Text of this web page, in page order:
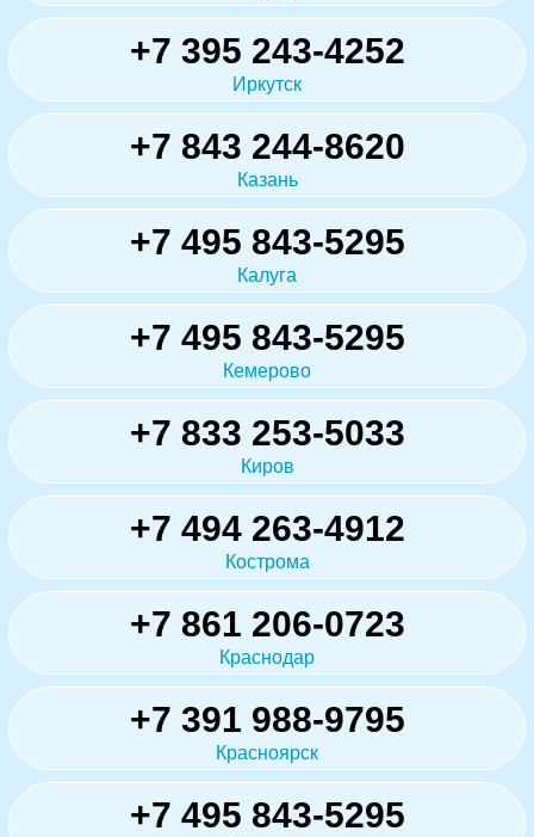
+7 395 243-4252
Иркутск
+7 843 244-8620
Казань
+7 495 843-5295
Калуга
+7 495 843-5295
Кемерово
+7 833 253-5033
Киров
+7 494 263-4912
Кострома
+7 861 206-0723
Краснодар
+7 391 988-9795
Красноярск
+7 495 843-5295